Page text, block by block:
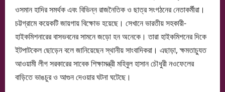
ওসমান হাদির সমর্থক এবং বিভিন্ন রাজনৈতিক ও ছাত্র সংগঠনের নেতাকর্মীরা।
চট্টগ্রামে কয়েকটি জায়গায় বিক্ষোভ হয়েছে। সেখানে ভারতীয় সহকারী-
হাইকমিশনারের বাসভবনের সামনে জড়ো হন অনেকে। তারা হাইকমিশনের দিকে
ইটপাটকেল ছোড়েন বলে জানিয়েছেন স্থানীয় সাংবাদিকরা। এছাড়া, ক্ষমতাচ্যুত
আওয়ামী লীগ সরকারের সাবেক শিক্ষামন্ত্রী মহিবুল হাসান চৌধুরী নওফেলের
বাড়িতে ভাঙচুর ও আগুন দেওয়ার ঘটনা ঘটেছে।